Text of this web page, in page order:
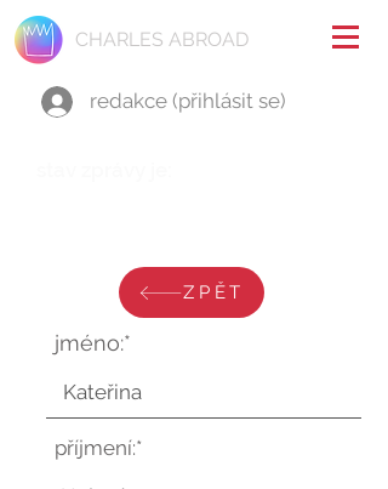
CHARLES ABROAD
redakce (přihlásit se)
ZPĚT
jméno:*
příjmení:*